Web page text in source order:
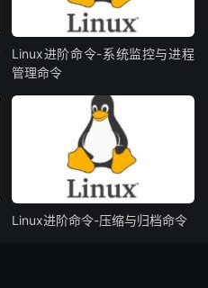
Linux进阶命令-系统监控与进程
管理命令
Linux进阶命令-压缩与归档命令